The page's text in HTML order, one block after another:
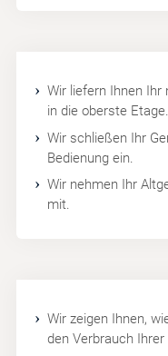
Wir liefern Ihnen Ihr
in die oberste Etage.
Wir schließen Ihr
Bedienung ein.
Wir nehmen Ihr
mit.
Wir zeigen Ihnen,
den Verbrauch